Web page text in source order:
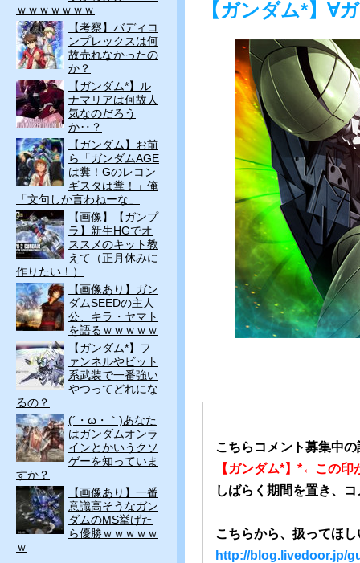
【ガンダム*】∀
こちらコメント募集中
【ガンダム*】*←この印
しばらく期間を置き、
こちらから、扱ってほ
http://blog.livedoor.jp/
ｗｗｗｗｗｗｗ
【考察】バディコ
ンプレックスは何
故売れなかったの
か？
【ガンダム*】ル
ナマリアは何故人
気なのだろう
か‥？
【ガンダム】お前
ら「ガンダムAGE
は糞！Gのレコン
ギスタは糞！」俺
「文句しか言わねーな」
【画像】【ガンプ
ラ】新生HGでオ
ススメのキット教
えて（正月休みに
作りたい！）
【画像あり】ガン
ダムSEEDの主人
公、キラ・ヤマト
を語るｗｗｗｗｗ
【ガンダム*】フ
ァンネルやビット
系武装で一番強い
やつってどれにな
るの？
(´・ω・｀)あなた
はガンダムオンラ
インとかいうクソ
ゲーを知っていま
すか？
【画像あり】一番
意識高そうなガン
ダムのMS挙げた
ら優勝ｗｗｗｗｗ
ｗ